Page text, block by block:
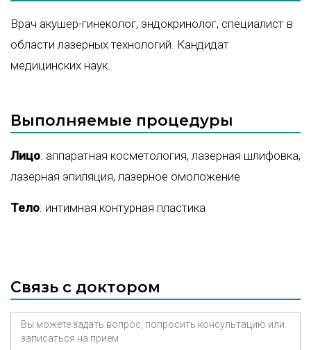
Врач акушер-гинеколог, эндокринолог, специалист в
области лазерных технологий. Кандидат
медицинских наук.
Выполняемые процедуры
Лицо: аппаратная косметология, лазерная шлифовка,
лазерная эпиляция, лазерное омоложение
Тело: интимная контурная пластика
Связь с доктором